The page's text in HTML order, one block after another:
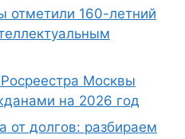
отметили 160-летний
Москвы
на 2026 год
от долгов: разбираем